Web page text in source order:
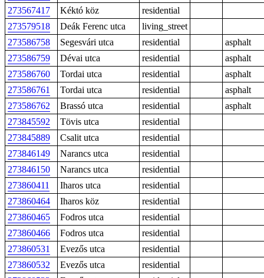
273567417
Kéktó köz
residential
273579518
Deák Ferenc utca
living_street
273586758
Segesvári utca residential
asphalt
273586759
Dévai utca residential
asphalt
273586760
Tordai utca residential
asphalt
273586761
Tordai utca residential
asphalt
273586762
Brassó utca residential
asphalt
273845592
Tövis utca
residential
273845889
Csalit utca
residential
273846149
Narancs utca
residential
273846150
Narancs utca
residential
273860411
Iharos utca
residential
273860464
Iharos köz
residential
273860465
Fodros utca
residential
273860466
Fodros utca
residential
273860531
Evezős utca
residential
273860532
Evezős utca
residential